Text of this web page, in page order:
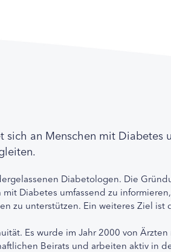
an Menschen mit
Diabetologen. Die
Diabetes umfassend zu
zu unterstützen. Ein weiteres Ziel
Es wurde im Jahr 2000 von
Beirats und arbeiten aktiv in